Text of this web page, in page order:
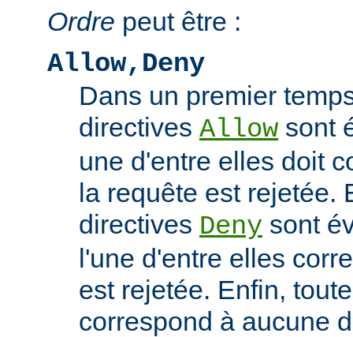
Ordre peut être :
Allow,Deny
Dans un premier
directives Allow sont
une d'entre elles doit
la requête est rejetée.
directives Deny sont
l'une d'entre elles
est rejetée. Enfin,
correspond à aucune